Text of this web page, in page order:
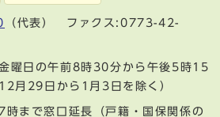
（代表） ファクス:0773-42-
曜日の午前8時30分から午後5時15
月29日から1月3日を除く）
時まで窓口延長（戸籍・国保関係の